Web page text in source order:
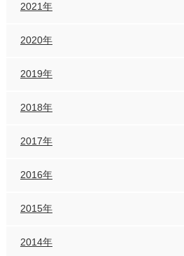
2021年
2020年
2019年
2018年
2017年
2016年
2015年
2014年